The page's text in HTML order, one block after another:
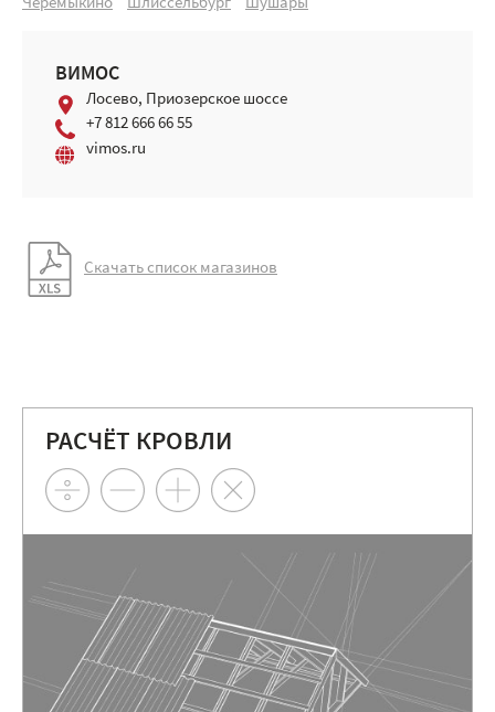
Черемыкино Шлиссельбург Шушары
ВИМОС
Лосево, Приозерское шоссе
+7 812 666 66 55
vimos.ru
Скачать список магазинов
РАСЧЁТ КРОВЛИ